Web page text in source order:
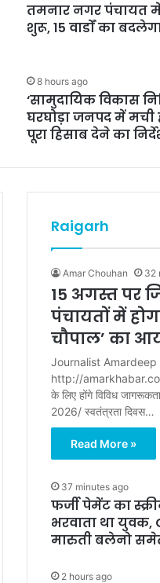
तमनार नगर पंचायत में
शुरू, 15 वार्डों का
8 hours ago
‘सामुदायिक विकास
घरघोड़ा जनपद में
पूरा हिसाब देने का
Raigarh
Amar Chouhan 32
15 अगस्त पर
पंचायतों में
चौपाल’ का
Journalist Amardeep
http://
के लिए होंगे विविध
2026/ स्वतंत्रता दिवस…
Read More »
37 minutes ago
फर्जी पेमेंट का
भरवाता था युवक,
मारुती बलेनो
2 hours ago